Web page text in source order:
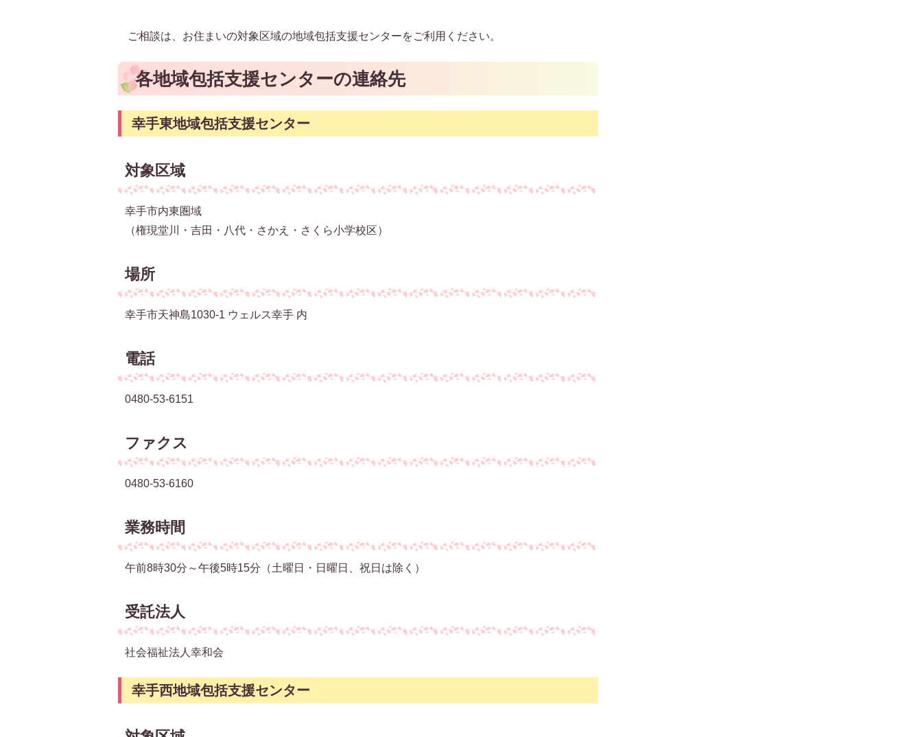
ご相談は、お住まいの対象区域の地域包括支援センターをご利用ください。
各地域包括支援センターの連絡先
幸手東地域包括支援センター
対象区域
幸手市内東圏域
（権現堂川・吉田・八代・さかえ・さくら小学校区）
場所
幸手市天神島1030-1 ウェルス幸手 内
電話
0480-53-6151
ファクス
0480-53-6160
業務時間
午前8時30分～午後5時15分（土曜日・日曜日、祝日は除く）
受託法人
社会福祉法人幸和会
幸手西地域包括支援センター